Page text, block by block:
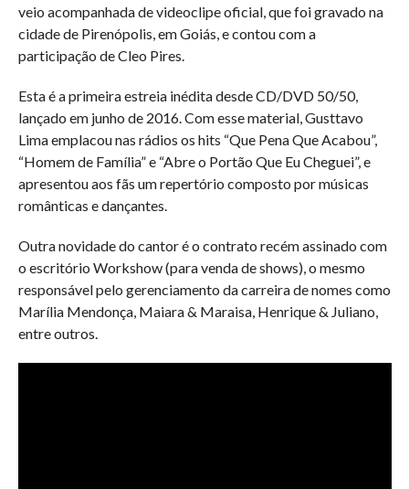
veio acompanhada de videoclipe oficial, que foi gravado na
cidade de Pirenópolis, em Goiás, e contou com a
participação de Cleo Pires.
Esta é a primeira estreia inédita desde CD/DVD 50/50,
lançado em junho de 2016. Com esse material, Gusttavo
Lima emplacou nas rádios os hits “Que Pena Que Acabou”,
“Homem de Família” e “Abre o Portão Que Eu Cheguei”, e
apresentou aos fãs um repertório composto por músicas
românticas e dançantes.
Outra novidade do cantor é o contrato recém assinado com
o escritório Workshow (para venda de shows), o mesmo
responsável pelo gerenciamento da carreira de nomes como
Marília Mendonça, Maiara & Maraisa, Henrique & Juliano,
entre outros.